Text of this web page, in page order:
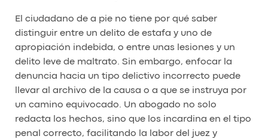
El ciudadano de a pie no tiene por qué saber
distinguir entre un delito de estafa y uno de
apropiación indebida, o entre unas lesiones y un
delito leve de maltrato. Sin embargo, enfocar la
denuncia hacia un tipo delictivo incorrecto puede
llevar al archivo de la causa o a que se instruya por
un camino equivocado. Un abogado no solo
redacta los hechos, sino que los incardina en el tipo
penal correcto, facilitando la labor del juez y